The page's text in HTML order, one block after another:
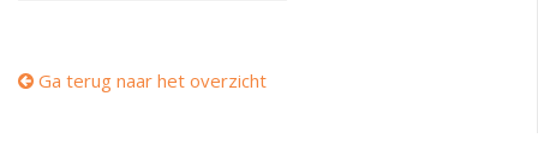
Ga terug naar het overzicht